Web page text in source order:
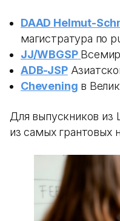
DAAD Helmut-
магистратура по
JJ/WBGSP
ADB-JSP
Chevening в
Для выпускников из
из самых грантовых